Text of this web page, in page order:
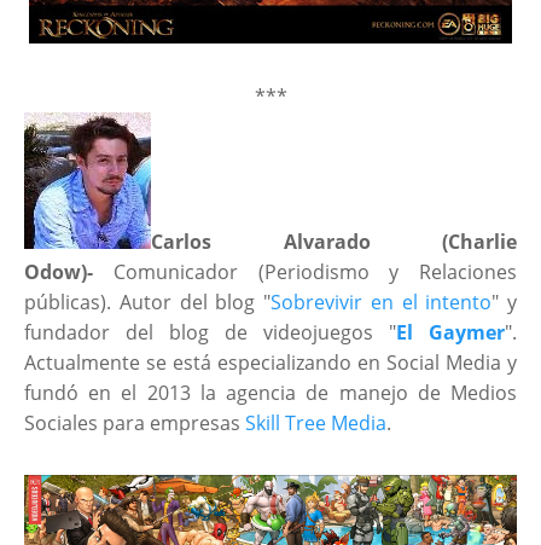
***
Carlos Alvarado(Charlie
Odow)- Comunicador (Periodismo y Relaciones
públicas). Autor del blog "Sobrevivir en el intento" y
fundador del blog de videojuegos "El Gaymer".
Actualmente se está especializando en Social Media y
fundó en el 2013 la agencia de manejo de Medios
Sociales para empresas Skill Tree Media.